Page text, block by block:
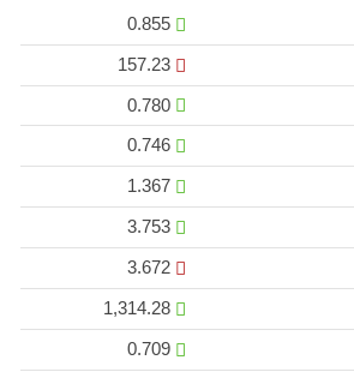
0.855
157.23
0.780
0.746
1.367
3.753
3.672
1,314.28
0.709